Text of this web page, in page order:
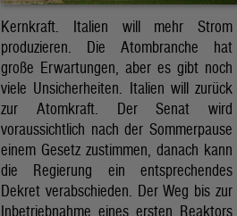
Kernkraft. Italien will mehr Strom
produzieren. Die Atombranche hat
große Erwartungen, aber es gibt noch
viele Unsicherheiten. Italien will zurück
zur Atomkraft. Der Senat wird
voraussichtlich nach der Sommerpause
einem Gesetz zustimmen, danach kann
die Regierung ein entsprechendes
Dekret verabschieden. Der Weg bis zur
Inbetriebnahme eines ersten Reaktors